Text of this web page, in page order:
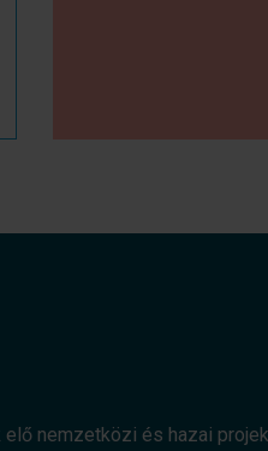
nemzetközi és hazai